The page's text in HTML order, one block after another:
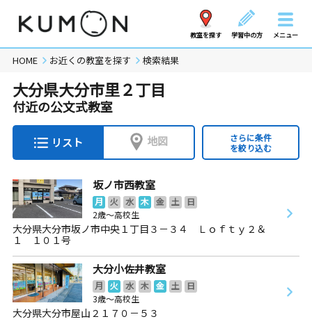
教室を探す 学習中の方 メニュー
HOME お近くの教室を探す 検索結果
大分県大分市里２丁目
付近の公文式教室
リスト 地図
さらに条件
を絞り込む
坂ノ市西教室
月 火 水 木 金 土
日
2歳～高校生
大分県大分市坂ノ市中央１丁目３－３４ Ｌｏｆｔｙ２＆
１ １０１号
大分小佐井教室
月 火 水 木 金 土
日
3歳～高校生
大分県大分市屋山２１７０－５３